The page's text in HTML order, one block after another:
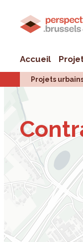
Accueil
Projets